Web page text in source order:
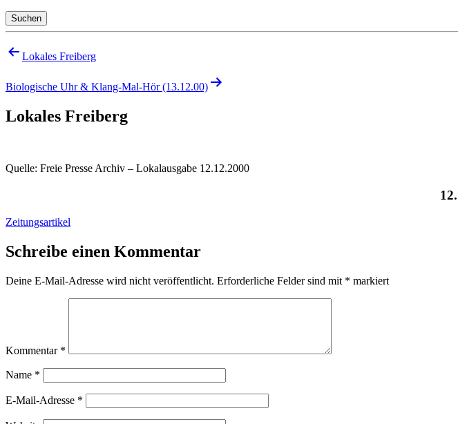
Suchen
Beitragsnavigation
Lokales Freiberg
Biologische Uhr & Klang-Mal-Hör (13.12.00)
Lokales Freiberg
Quelle: Freie Presse Archiv – Lokalausgabe 12.12.2000
Zeitungsartikel
Schreibe einen Kommentar
Deine E-Mail-Adresse wird nicht veröffentlicht. Erforderliche Felder sind mit * markiert
Kommentar *
Name *
E-Mail-Adresse *